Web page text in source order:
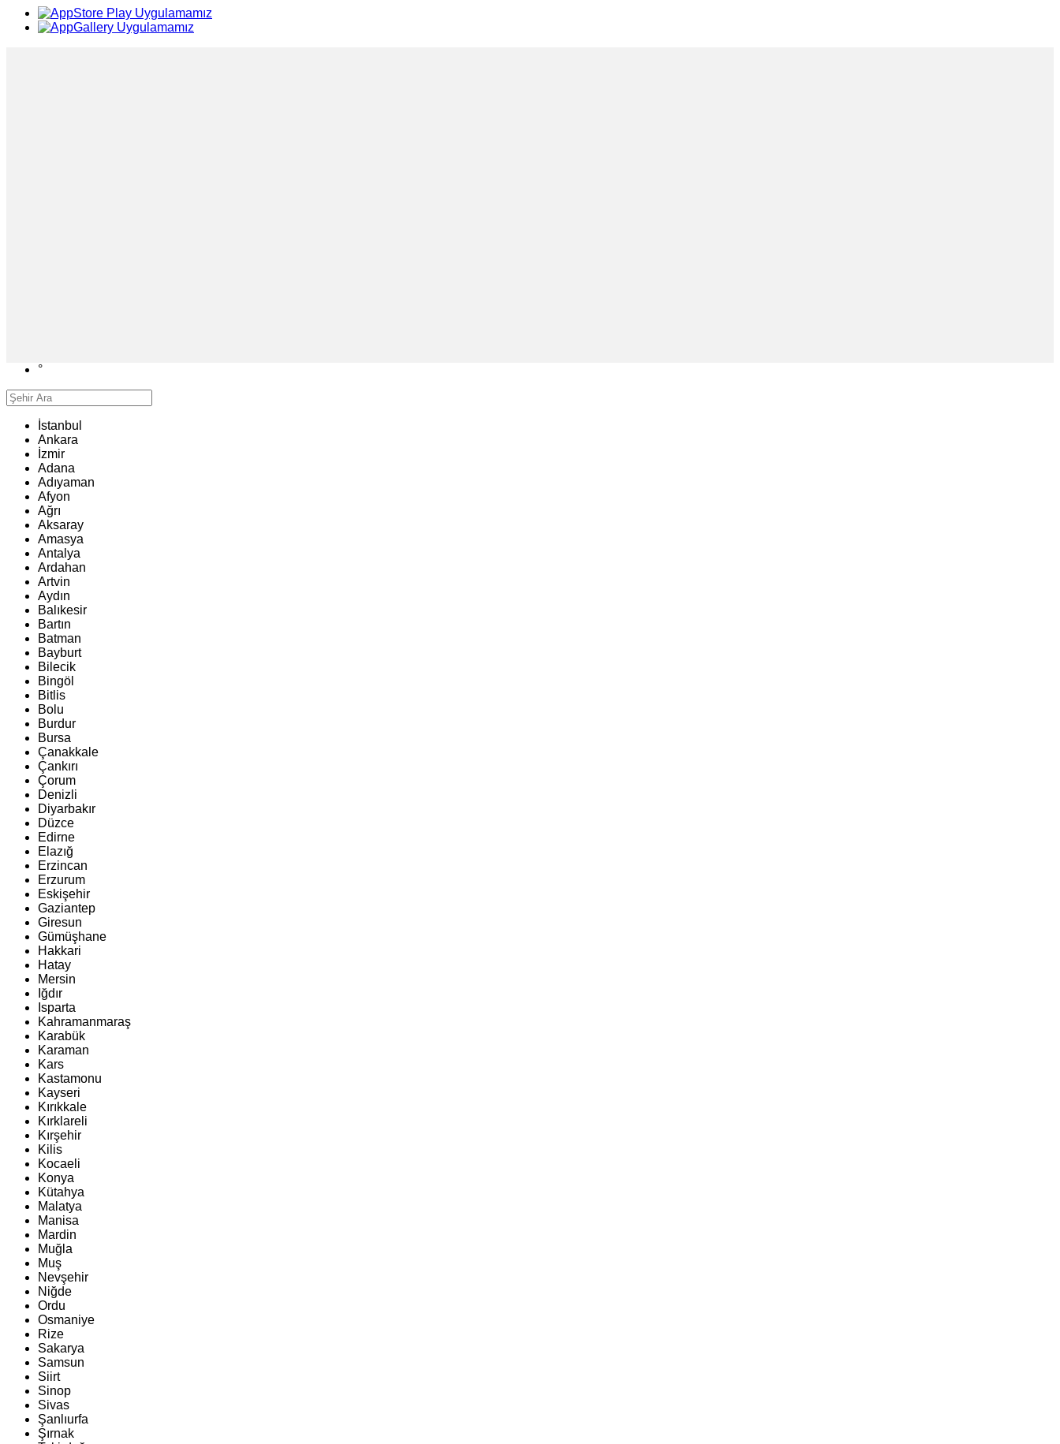
°
İstanbul
Ankara
İzmir
Adana
Adıyaman
Afyon
Ağrı
Aksaray
Amasya
Antalya
Ardahan
Artvin
Aydın
Balıkesir
Bartın
Batman
Bayburt
Bilecik
Bingöl
Bitlis
Bolu
Burdur
Bursa
Çanakkale
Çankırı
Çorum
Denizli
Diyarbakır
Düzce
Edirne
Elazığ
Erzincan
Erzurum
Eskişehir
Gaziantep
Giresun
Gümüşhane
Hakkari
Hatay
Mersin
Iğdır
Isparta
Kahramanmaraş
Karabük
Karaman
Kars
Kastamonu
Kayseri
Kırıkkale
Kırklareli
Kırşehir
Kilis
Kocaeli
Konya
Kütahya
Malatya
Manisa
Mardin
Muğla
Muş
Nevşehir
Niğde
Ordu
Osmaniye
Rize
Sakarya
Samsun
Siirt
Sinop
Sivas
Şanlıurfa
Şırnak